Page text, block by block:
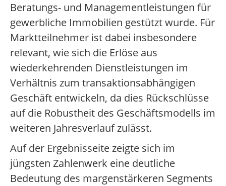
Beratungs- und Managementleistungen für
gewerbliche Immobilien gestützt wurde. Für
Marktteilnehmer ist dabei insbesondere
relevant, wie sich die Erlöse aus
wiederkehrenden Dienstleistungen im
Verhältnis zum transaktionsabhängigen
Geschäft entwickeln, da dies Rückschlüsse
auf die Robustheit des Geschäftsmodells im
weiteren Jahresverlauf zulässt.
Auf der Ergebnisseite zeigte sich im
jüngsten Zahlenwerk eine deutliche
Bedeutung des margenstärkeren Segments